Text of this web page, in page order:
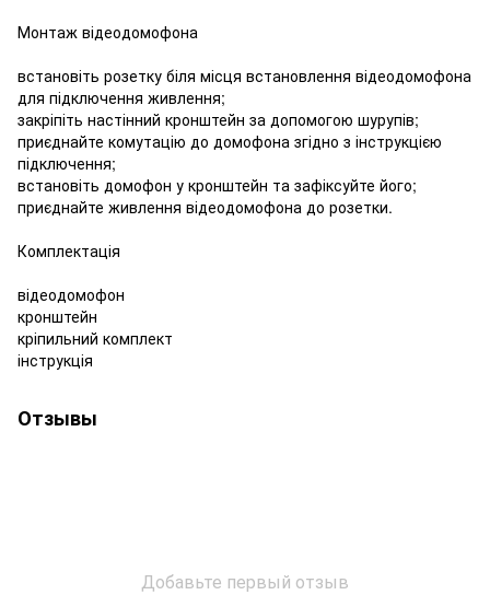
Монтаж відеодомофона
встановіть розетку біля місця встановлення відеодомофона
для підключення живлення;
закріпіть настінний кронштейн за допомогою шурупів;
приєднайте комутацію до домофона згідно з інструкцією
підключення;
встановіть домофон у кронштейн та зафіксуйте його;
приєднайте живлення відеодомофона до розетки.
Комплектація
відеодомофон
кронштейн
кріпильний комплект
інструкція
Отзывы
Добавьте первый отзыв